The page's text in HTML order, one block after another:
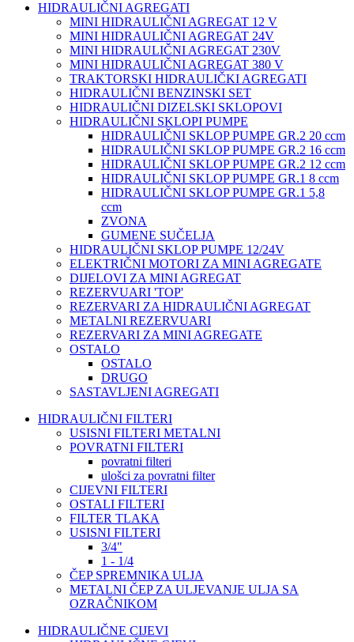
HIDRAULIČNI AGREGATI
MINI HIDRAULIČNI AGREGAT 12 V
MINI HIDRAULIČNI AGREGAT 24V
MINI HIDRAULIČNI AGREGAT 230V
MINI HIDRAULIČNI AGREGAT 380 V
TRAKTORSKI HIDRAULIČKI AGREGATI
HIDRAULIČNI BENZINSKI SET
HIDRAULIČNI DIZELSKI SKLOPOVI
HIDRAULIČNI SKLOPI PUMPE
HIDRAULIČNI SKLOP PUMPE GR.2 20 ccm
HIDRAULIČNI SKLOP PUMPE GR.2 16 ccm
HIDRAULIČNI SKLOP PUMPE GR.2 12 ccm
HIDRAULIČNI SKLOP PUMPE GR.1 8 ccm
HIDRAULIČNI SKLOP PUMPE GR.1 5,8
ccm
ZVONA
GUMENE SUČELJA
HIDRAULIČNI SKLOP PUMPE 12/24V
ELEKTRIČNI MOTORI ZA MINI AGREGATE
DIJELOVI ZA MINI AGREGAT
REZERVUARI 'TOP'
REZERVARI ZA HIDRAULIČNI AGREGAT
METALNI REZERVUARI
REZERVARI ZA MINI AGREGATE
OSTALO
OSTALO
DRUGO
SASTAVLJENI AGREGATI
HIDRAULIČNI FILTERI
USISNI FILTERI METALNI
POVRATNI FILTERI
povratni filteri
ulošci za povratni filter
CIJEVNI FILTERI
OSTALI FILTERI
FILTER TLAKA
USISNI FILTERI
3/4"
1 - 1/4
ČEP SPREMNIKA ULJA
METALNI ČEP ZA ULJEVANJE ULJA SA
OZRAČNIKOM
HIDRAULIČNE CIJEVI